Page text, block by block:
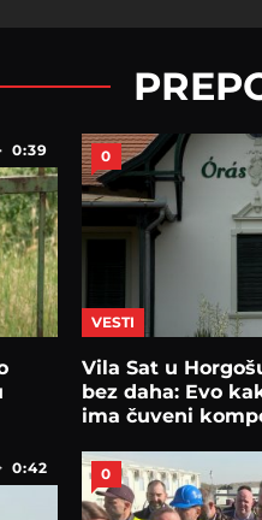
0:39 0
VESTI
Vila Sat u
bez daha: Evo
ima čuveni
0:42 0